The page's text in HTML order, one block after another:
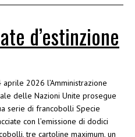
d’estinzione
aprile 2026 l’Amministrazione
delle Nazioni Unite prosegue
serie di francobolli Specie
con l’emissione di dodici
tre cartoline maximum, un